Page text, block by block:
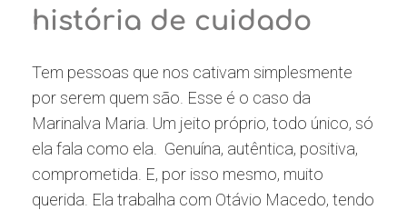
história de cuidado
Tem pessoas que nos cativam simplesmente
por serem quem são. Esse é o caso da
Marinalva Maria. Um jeito próprio, todo único, só
ela fala como ela. Genuína, autêntica, positiva,
comprometida. E, por isso mesmo, muito
querida. Ela trabalha com Otávio Macedo, tendo